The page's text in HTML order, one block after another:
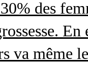
des
va même